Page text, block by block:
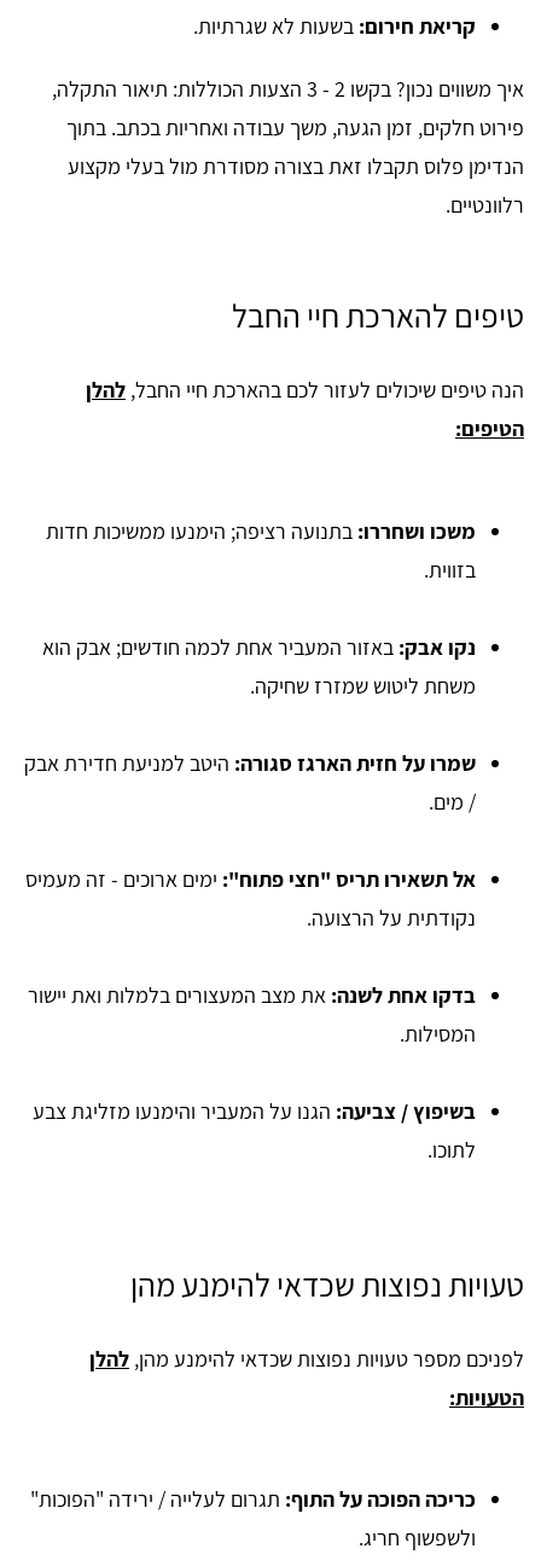
קריאת חירום: בשעות לא שגרתיות.
איך משווים נכון? בקשו 2 - 3 הצעות הכוללות: תיאור התקלה,
פירוט חלקים, זמן הגעה, משך עבודה ואחריות בכתב. בתוך
הנדימן פלוס תקבלו זאת בצורה מסודרת מול בעלי מקצוע
רלוונטיים.
טיפים להארכת חיי החבל
הנה טיפים שיכולים לעזור לכם בהארכת חיי החבל, להלן
הטיפים:
משכו ושחררו: בתנועה רציפה; הימנעו ממשיכות חדות
בזווית.
נקו אבק: באזור המעביר אחת לכמה חודשים; אבק הוא
משחת ליטוש שמזרז שחיקה.
שמרו על חזית הארגז סגורה: היטב למניעת חדירת אבק
/ מים.
אל תשאירו תריס "חצי פתוח": ימים ארוכים - זה מעמיס
נקודתית על הרצועה.
בדקו אחת לשנה: את מצב המעצורים בלמלות ואת יישור
המסילות.
בשיפוץ / צביעה: הגנו על המעביר והימנעו מזליגת צבע
לתוכו.
טעויות נפוצות שכדאי להימנע מהן
​לפניכם מספר טעויות נפוצות שכדאי להימנע מהן, להלן
הטעויות:
כריכה הפוכה על התוף: תגרום לעלייה / ירידה "הפוכות"
ולשפשוף חריג.